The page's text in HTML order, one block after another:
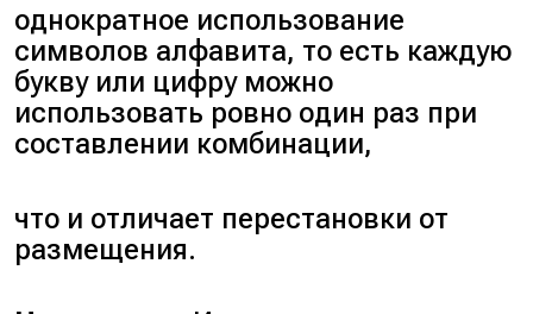
Со второго по предпоследнее
место можно располагать все
возможные цифры. Получается
4 10 10 10 10 5 =>
4*10*10*10*10*5 = 200000
Ответ:200 000
однократное использование
символов алфавита, то есть каждую
букву или цифру можно
использовать ровно один раз при
составлении комбинации,
что и отличает перестановки от
размещения.